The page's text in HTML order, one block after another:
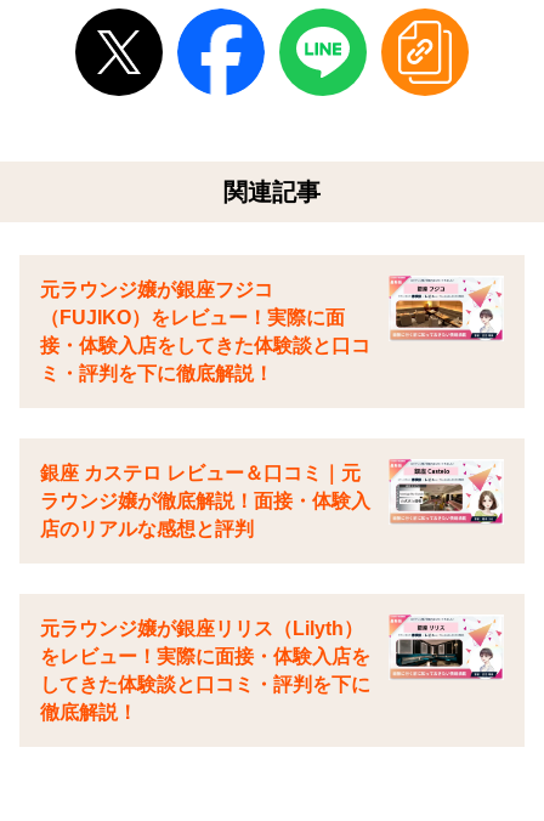
関連記事
元ラウンジ嬢が銀座フジコ
（FUJIKO）をレビュー！実際に面
接・体験入店をしてきた体験談と口コ
ミ・評判を下に徹底解説！
銀座 カステロ レビュー＆口コミ｜元
ラウンジ嬢が徹底解説！面接・体験入
店のリアルな感想と評判
元ラウンジ嬢が銀座リリス（Lilyth）
をレビュー！実際に面接・体験入店を
してきた体験談と口コミ・評判を下に
徹底解説！